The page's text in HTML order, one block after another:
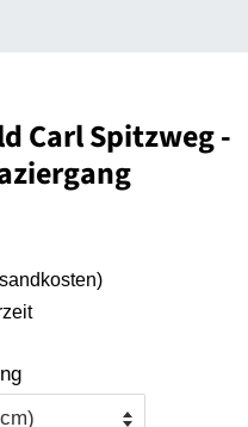
Carl Spitzweg -